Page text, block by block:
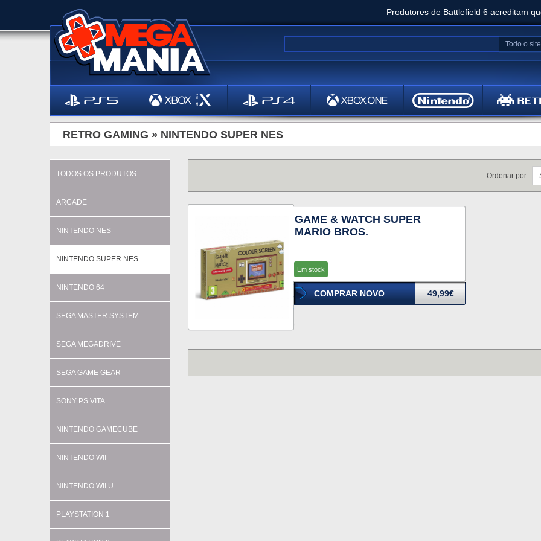
Produtores de Battlefield 6 acreditam
Clair Obscur: Expedition 33 já vendeu 5
Todo o site
RETRO GAMING » NINTENDO SUPER NES
TODOS OS PRODUTOS
ARCADE
NINTENDO NES
NINTENDO SUPER NES
NINTENDO 64
SEGA MASTER SYSTEM
SEGA MEGADRIVE
SEGA GAME GEAR
SONY PS VITA
NINTENDO GAMECUBE
NINTENDO WII
NINTENDO WII U
PLAYSTATION 1
Ordenar por:
GAME & WATCH SUPER
MARIO BROS.
Em stock
COMPRAR NOVO 49,99€